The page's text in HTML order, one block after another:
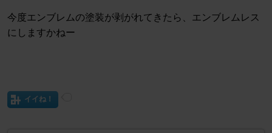
今度エンブレムの塗装が剥がれてきたら、エンブレムレス
にしますかねー
イイね！